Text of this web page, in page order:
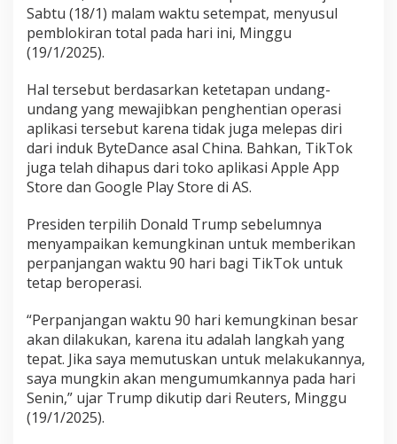
s
d
G
o
o
l
e
d
n
p
p
l
,
a
p
C
u
Sabtu (18/1) malam waktu setempat, menyusul
pemblokiran total pada hari ini, Minggu
(19/1/2025).
Hal tersebut berdasarkan ketetapan undang-
undang yang mewajibkan penghentian operasi
aplikasi tersebut karena tidak juga melepas diri
dari induk ByteDance asal China. Bahkan, TikTok
juga telah dihapus dari toko aplikasi Apple App
Store dan Google Play Store di AS.
Presiden terpilih Donald Trump sebelumnya
menyampaikan kemungkinan untuk memberikan
perpanjangan waktu 90 hari bagi TikTok untuk
tetap beroperasi.
“Perpanjangan waktu 90 hari kemungkinan besar
akan dilakukan, karena itu adalah langkah yang
tepat. Jika saya memutuskan untuk melakukannya,
saya mungkin akan mengumumkannya pada hari
Senin,” ujar Trump dikutip dari Reuters, Minggu
(19/1/2025).